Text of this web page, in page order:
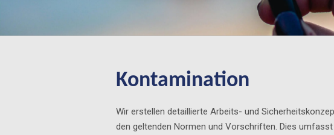
Kontamination
Wir erstellen detaillierte Arbeits- und
den geltenden Normen und Vorschriften. Dies umfasst